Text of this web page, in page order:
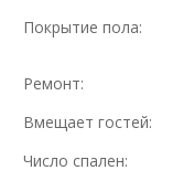
Покрытие пола:
Ремонт:
Вмещает гостей:
Число спален: